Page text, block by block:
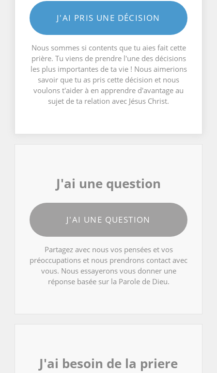
J'AI PRIS UNE DÉCISION
Nous sommes si contents que tu aies fait cette
prière. Tu viens de prendre l'une des décisions
les plus importantes de ta vie ! Nous aimerions
savoir que tu as pris cette décision et nous
voulons t'aider à en apprendre d'avantage au
sujet de ta relation avec Jésus Christ.
J'ai une question
J'AI UNE QUESTION
Partagez avec nous vos pensées et vos
préoccupations et nous prendrons contact avec
vous. Nous essayerons vous donner une
réponse basée sur la Parole de Dieu.
J'ai besoin de la priere